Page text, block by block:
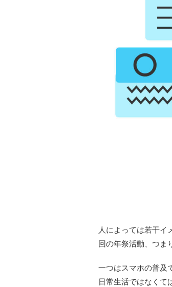
人によっては若干イ
回の年祭活動、つま
一つはスマホの普及
日常生活ではなくて